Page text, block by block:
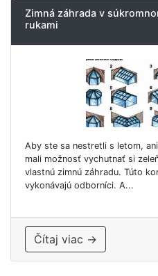
Zimná záhrada v
rukami
Aby ste sa nestretli s letom,
mali možnosť vychutnať si
vlastnú zimnú záhradu. Túto
vykonávajú odborníci. A...
Čítaj viac →